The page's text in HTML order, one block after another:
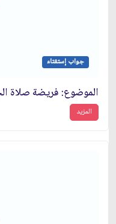
جواب إستفتاء
المزيد